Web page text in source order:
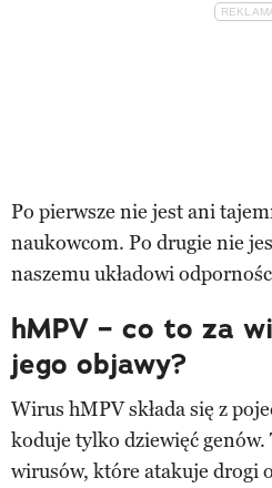
Po pierwsze nie jest ani
naukowcom. Po drugie nie
naszemu układowi
hMPV – co to za
jego objawy?
Wirus hMPV składa się z
koduje tylko dziewięć genów.
wirusów, które atakuje drogi